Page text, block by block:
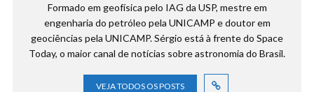
Formado em geofísica pelo IAG da USP, mestre em
engenharia do petróleo pela UNICAMP e doutor em
geociências pela UNICAMP. Sérgio está à frente do Space
Today, o maior canal de notícias sobre astronomia do Brasil.
VEJA TODOS OS POSTS